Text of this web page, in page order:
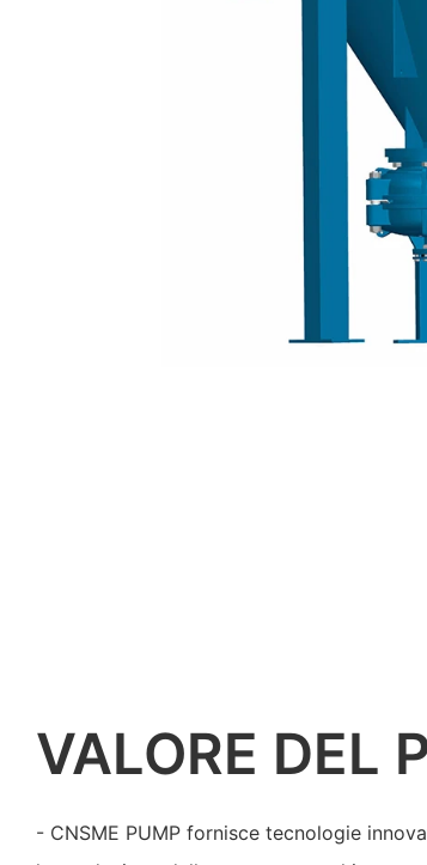
VALORE DEL
- CNSME PUMP fornisce tecnologie